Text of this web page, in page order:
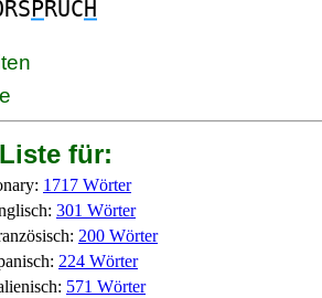
PRUCH
für:
1717 Wörter
301 Wörter
200 Wörter
224 Wörter
571 Wörter